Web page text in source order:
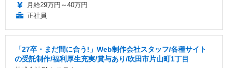
月給29万円～40万円
正社員
「27卒・まだ間に合う!」Web制作会社スタッフ/各種サイト
の受託制作/福利厚生充実/賞与あり/吹田市片山町1丁目